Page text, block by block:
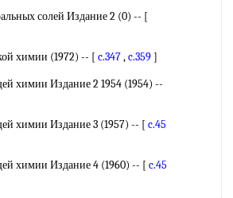
солей Издание 2 (0) -- [
химии (1972) -- [ c.347,c.359]
химии Издание 2 1954 (1954) --
химии Издание 3 (1957) -- [ c.45
химии Издание 4 (1960) -- [ c.45